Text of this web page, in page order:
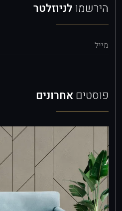
הירשמו לניוזלטר
מייל
פוסטיםאחרונים